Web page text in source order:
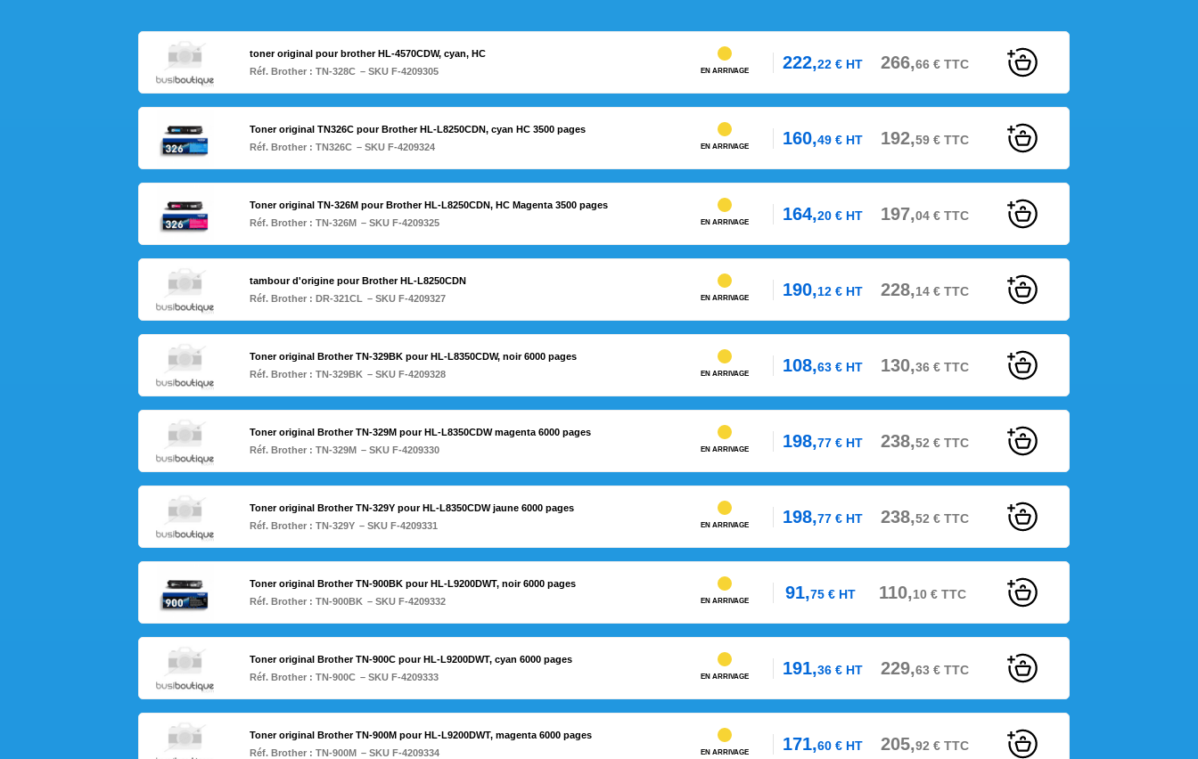
toner original pour brother HL-4570CDW, cyan, HC
Réf. Brother : TN-328C – SKU F-4209305 EN ARRIVAGE 222,22€HT 266,66€TTC
Toner original TN326C pour Brother HL-L8250CDN, cyan HC 3500 pages
Réf. Brother : TN326C – SKU F-4209324 EN ARRIVAGE 160,49€HT 192,59€TTC
Toner original TN-326M pour Brother HL-L8250CDN, HC Magenta 3500 pages
Réf. Brother : TN-326M – SKU F-4209325 EN ARRIVAGE 164,20€HT 197,04€TTC
tambour d'origine pour Brother HL-L8250CDN
Réf. Brother : DR-321CL – SKU F-4209327 EN ARRIVAGE 190,12€HT 228,14€TTC
Toner original Brother TN-329BK pour HL-L8350CDW, noir 6000 pages
Réf. Brother : TN-329BK – SKU F-4209328 EN ARRIVAGE 108,63€HT 130,36€TTC
Toner original Brother TN-329M pour HL-L8350CDW magenta 6000 pages
Réf. Brother : TN-329M – SKU F-4209330 EN ARRIVAGE 198,77€HT 238,52 €TTC
Toner original Brother TN-329Y pour HL-L8350CDW jaune 6000 pages
Réf. Brother : TN-329Y – SKU F-4209331 EN ARRIVAGE 198,77€HT 238,52 €TTC
Toner original Brother TN-900BK pour HL-L9200DWT, noir 6000 pages
Réf. Brother : TN-900BK – SKU F-4209332 EN ARRIVAGE 91,75€HT 110,10€TTC
Toner original Brother TN-900C pour HL-L9200DWT, cyan 6000 pages
Réf. Brother : TN-900C – SKU F-4209333 EN ARRIVAGE 191,36€HT 229,63€TTC
Toner original Brother TN-900M pour HL-L9200DWT, magenta 6000 pages
Réf. Brother : TN-900M – SKU F-4209334 EN ARRIVAGE 171,60€HT 205,92 €TTC